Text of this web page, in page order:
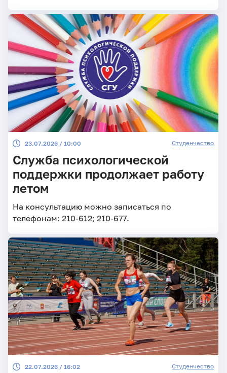
23.07.2026 / 10:00 Студенчество
Служба психологической
поддержки продолжает работу
летом
На консультацию можно записаться по
телефонам: 210-612; 210-677.
22.07.2026 / 16:02 Студенчество